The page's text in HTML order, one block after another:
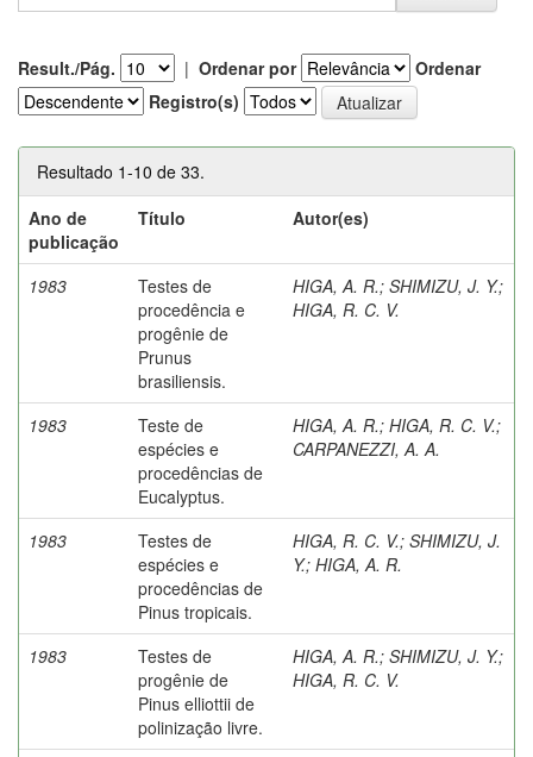
Result./Pág. | Ordenar por
Ordenar
Registro(s)
Resultado 1-10 de 33.
Ano de
publicação
Título Autor(es)
1983
Testes de
procedência e
progênie de
Prunus
brasiliensis.
HIGA, A. R.; SHIMIZU, J. Y.;
HIGA, R. C. V.
1983
Teste de
espécies e
procedências de
Eucalyptus.
HIGA, A. R.; HIGA, R. C. V.;
CARPANEZZI, A. A.
1983
Testes de
espécies e
procedências de
Pinus tropicais.
HIGA, R. C. V.; SHIMIZU, J.
Y.; HIGA, A. R.
1983
Testes de
progênie de
Pinus elliottii de
polinização livre.
HIGA, A. R.; SHIMIZU, J. Y.;
HIGA, R. C. V.